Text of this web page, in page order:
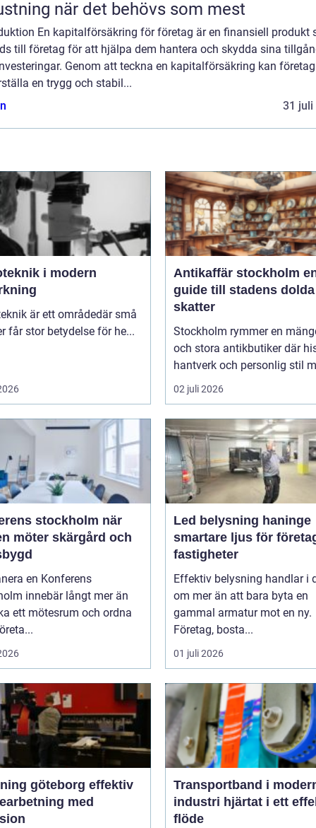
när det behövs som mest
En kapitalförsäkring för företag är en finansiell produkt
till företag för att hjälpa dem hantera och skydda sina
Genom att teckna en kapitalförsäkring kan företag
en trygg och stabil...
31 juli
i modern
är ett områdedär små
får stor betydelse för he...
Antikaffär stockholm en
guide till stadens dolda
skatter
Stockholm rymmer en
och stora antikbutiker där
hantverk och personlig stil
02 juli 2026
stockholm när
möter skärgård och
en Konferens
innebär långt mer än
ett mötesrum och ordna
Led belysning haninge
smartare ljus för
fastigheter
Effektiv belysning handlar i
om mer än att bara byta en
gammal armatur mot en ny.
Företag, bosta...
01 juli 2026
göteborg effektiv
med
Transportband i
industri hjärtat i ett effektivt
flöde